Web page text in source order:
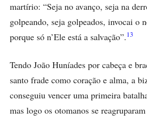
martírio: “Seja no avanço, seja na
golpeando, seja golpeados, invocai o
porque só n’Ele está a salvação”.13
Tendo João Huníades por cabeça e
santo frade como coração e alma, a
conseguiu vencer uma primeira
mas logo os otomanos se